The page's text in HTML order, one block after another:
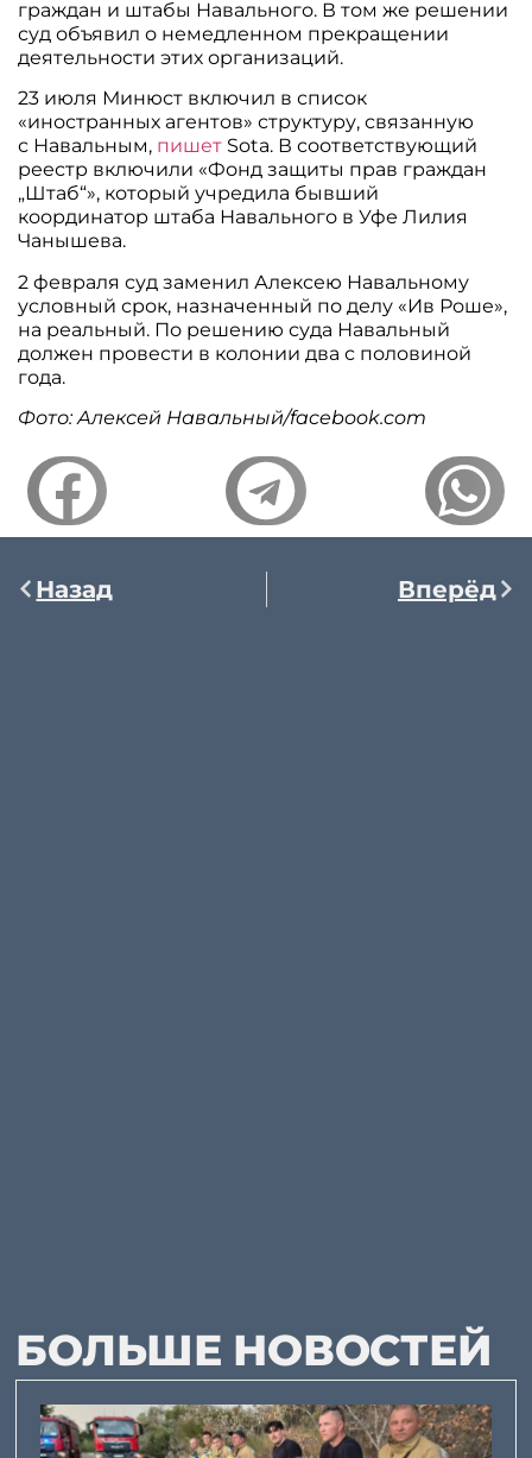
граждан и штабы Навального. В том же решении
суд объявил о немедленном прекращении
деятельности этих организаций.
23 июля Минюст включил в список
«иностранных агентов» структуру, связанную
с Навальным, пишет Sota. В соответствующий
реестр включили «Фонд защиты прав граждан
„Штаб“», который учредила бывший
координатор штаба Навального в Уфе Лилия
Чанышева.
2 февраля суд заменил Алексею Навальному
условный срок, назначенный по делу «Ив Роше»,
на реальный. По решению суда Навальный
должен провести в колонии два с половиной
года.
Фото: Алексей Навальный/facebook.com
Назад Вперёд
БОЛЬШЕ НОВОСТЕЙ